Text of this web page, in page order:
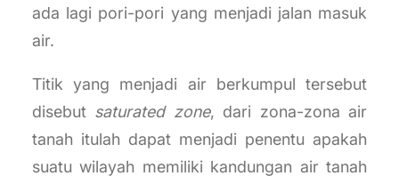
ada lagi pori-pori yang menjadi jalan masuk
air.
Titik yang menjadi air berkumpul tersebut
disebut saturated zone, dari zona-zona air
tanah itulah dapat menjadi penentu apakah
suatu wilayah memiliki kandungan air tanah